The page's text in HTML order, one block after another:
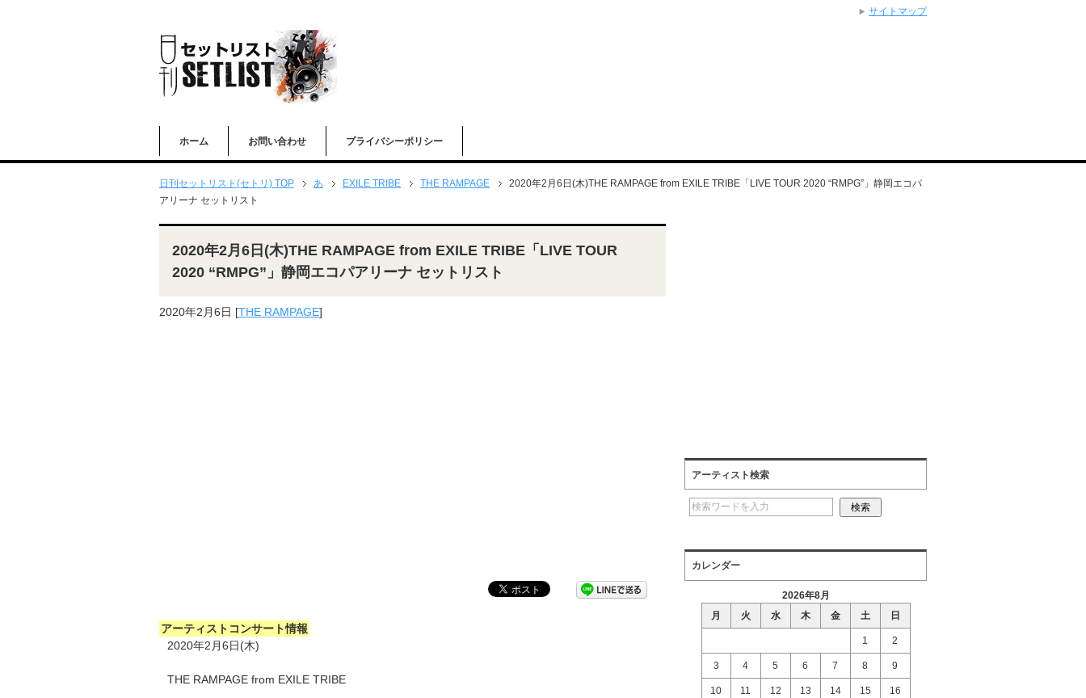
ホーム お問い合わせ プライバシーポリシー
日刊セットリスト(セトリ) TOP あ EXILE TRIBE THE RAMPAGE
2020年2月6日(木)THE RAMPAGE from EXILE TRIBE「LIVE TOUR 2020 “RMPG”」静岡エコパ
アリーナ セットリスト
2020年2月6日(木)THE RAMPAGE from EXILE TRIBE「LIVE TOUR
2020 “RMPG”」静岡エコパアリーナ セットリスト
2020年2月6日 [THE RAMPAGE]
アーティストコンサート情報
2020年2月6日(木)
THE RAMPAGE from EXILE TRIBE
アーティスト検索
カレンダー
2026年8月
月
火 水 木 金 土 日
1 2
3 4 5 6 7 8 9
10 11 12 13 14 15 16
サイトマップ